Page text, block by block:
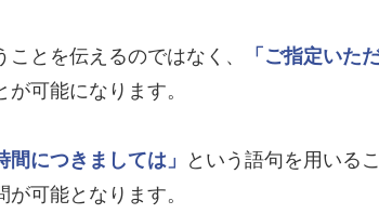
とを伝えるのではなく、 「ご指定いた
可能になります。
間につきましては」 という語句を用いる
可能となります。